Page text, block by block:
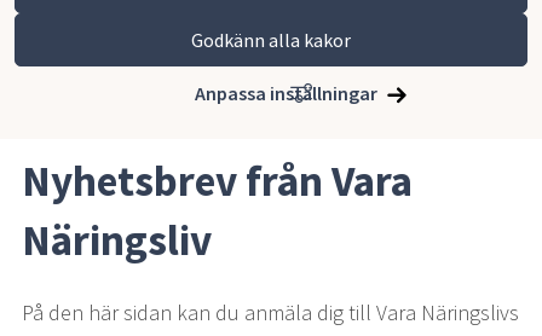
Godkänn alla kakor
Anpassa inställningar
Vara kommun
Näringsliv och arbete
Nätverk, samarbeten och aktiviteter för näringslivet
Nyhetsbrev från Vara
Näringsliv
På den här sidan kan du anmäla dig till Vara Näringslivs